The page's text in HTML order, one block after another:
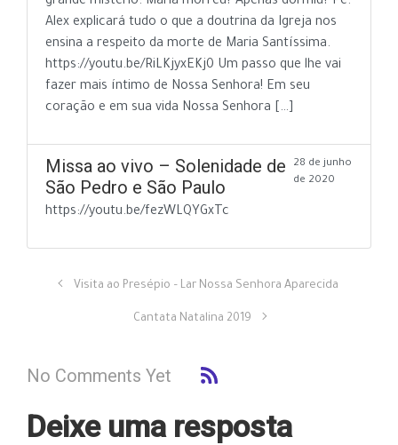
Alex explicará tudo o que a doutrina da Igreja nos
ensina a respeito da morte de Maria Santíssima.
https://youtu.be/RiLKjyxEKj0 Um passo que lhe vai
fazer mais íntimo de Nossa Senhora! Em seu
coração e em sua vida Nossa Senhora […]
Missa ao vivo – Solenidade de
São Pedro e São Paulo
28 de junho
de 2020
https://youtu.be/fezWLQYGxTc
Visita ao Presépio – Lar Nossa Senhora Aparecida
Cantata Natalina 2019
No Comments Yet
Deixe uma resposta